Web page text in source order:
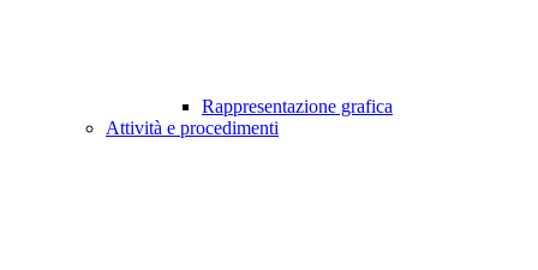
Rappresentazione grafica
Attività e procedimenti